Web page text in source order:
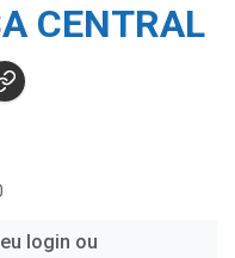
CENTRAL
login ou